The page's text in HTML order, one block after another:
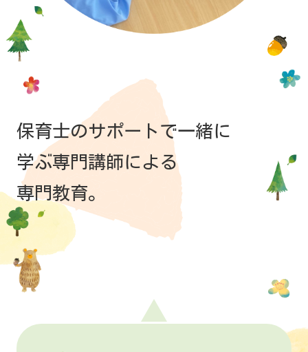
保育士のサポートで一緒に
学ぶ専門講師による
専門教育。